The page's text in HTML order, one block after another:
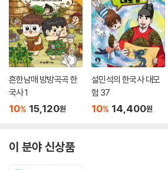
흔한남매 방방곡곡 한
국사 1
10% 15,120원
설민석의 한국사 대모
험 37
10% 14,400원
이 분야 신상품